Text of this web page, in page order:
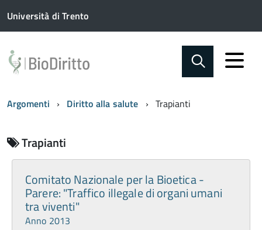
Università di Trento
Argomenti Diritto alla salute Trapianti
Trapianti
Comitato Nazionale per la Bioetica -
Parere: "Traffico illegale di organi umani
tra viventi"
Anno 2013